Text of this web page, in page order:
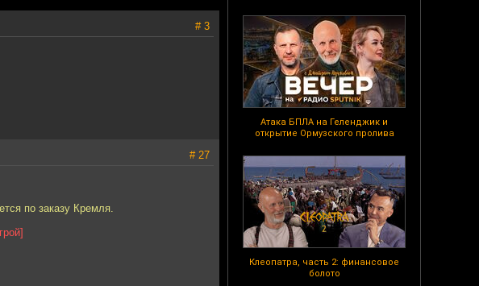
Атака БПЛА на Геленджик и
открытие Ормузского пролива
Клеопатра, часть 2: финансовое
болото
# 3
# 27
по заказу Кремля.